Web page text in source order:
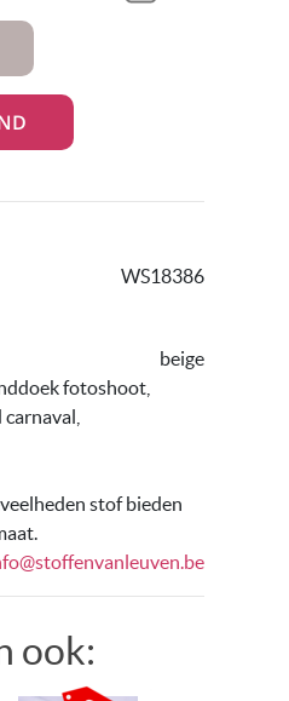
WS18386
beige
fotoshoot,
stof bieden
ook: